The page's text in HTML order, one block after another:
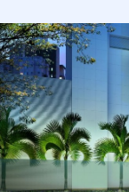
para seu bem-
acesso, as
condomínio
flexibilidade
condôminos e